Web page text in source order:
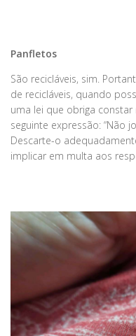
Panfletos
São recicláveis, sim.
de recicláveis, quando
uma lei que obriga
seguinte expressão: “Não
Descarte-o
implicar em multa aos